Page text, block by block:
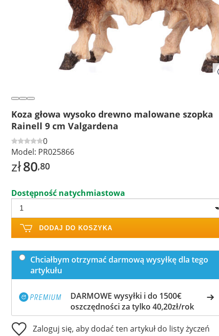
Koza głowa wysoko drewno malowane szopka
Rainell 9 cm Valgardena
0
Model: PR025866
zł80,80
Dostępność natychmiastowa
DODAJ DO KOSZYKA
Chciałbym otrzymać darmową wysyłkę dla tego
artykułu
DARMOWE wysyłki i do 1500€
oszczędności za tylko 40,20zł/rok
Zaloguj się, aby dodać ten artykuł do listy życzeń